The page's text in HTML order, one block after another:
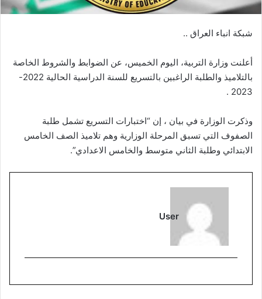
شبكة انباء العراق ..
أعلنت وزارة التربية، اليوم الخميس، عن الضوابط والشروط الخاصة
بالتلاميذ والطلبة الراغبين بالتسريع للسنة الدراسية الحالية 2022-
2023 .
وذكرت الوزارة في بيان ، إن “اختبارات التسريع تشمل طلبة
الصفوف التي تسبق المرحلة الوزارية وهم تلاميذ الصف الخامس
الابتدائي وطلبة الثاني متوسط والخامس الاعدادي”.
User